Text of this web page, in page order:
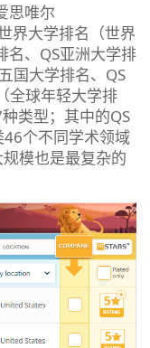
思唯尔
界大学排名（世界
名、QS亚洲大学排
国大学排名、QS
全球年轻大学排
类型；其中的QS
个不同学术领域
模也是最复杂的